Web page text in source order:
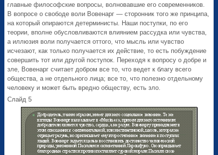
главные философские вопросы, волновавшие его современников.
В вопросе о свободе воли Вовенарг — сторонник того же принципа,
на который опираются детерминисты. Наши поступки, по его
теории, вполне обусловливаются влиянием рассудка или чувства,
а иллюзия воли получается оттого, что мысль или чувство
исчезают, как только получается их действие, то есть побуждение
совершить тот или другой поступок. Переходя к вопросу о добре и
зле, Вовенарг считает добром все то, что ведет к благу всего
общества, а не отдельного лица; все то, что полезно отдельному
человеку и может быть вредно обществу, есть зло.
Слайд 5